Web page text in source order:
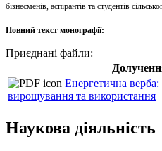
бізнесменів, аспірантів та студентів
Повний текст монографії:
Приєднані файли:
Енергетична верба:
вирощування та використання
Наукова діяльність